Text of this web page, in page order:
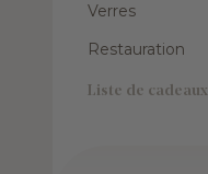
Verres
Restauration
Liste de cadeaux